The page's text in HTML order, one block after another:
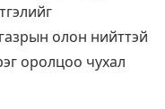
олон нийттэй
оролцоо чухал